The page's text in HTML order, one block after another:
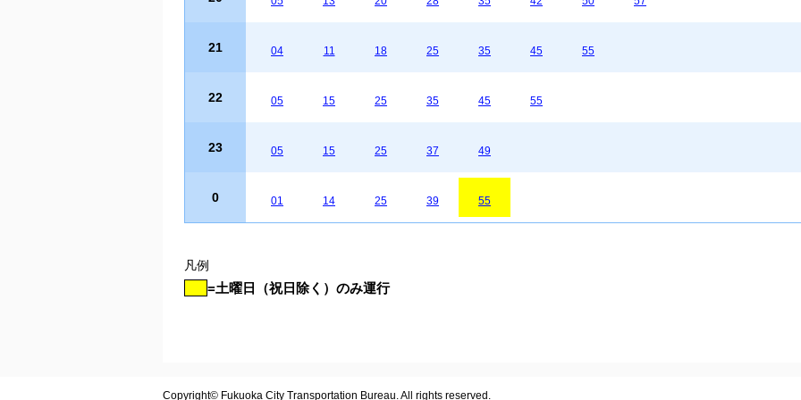
21 04 11 18 25 35 45 55
22 05 15 25 35 45 55
23 05 15 25 37 49
0 01 14 25 39 55
凡例
=土曜日（祝日除く）のみ運行
Copyright© Fukuoka City Transportation Bureau. All rights reserved.